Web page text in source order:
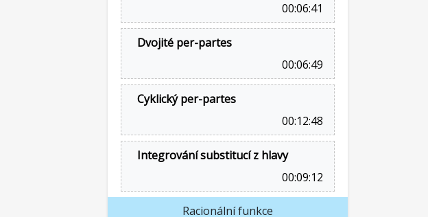
00:06:41
Dvojité per-partes
00:06:49
Cyklický per-partes
00:12:48
Integrování substitucí z hlavy
00:09:12
Racionální funkce